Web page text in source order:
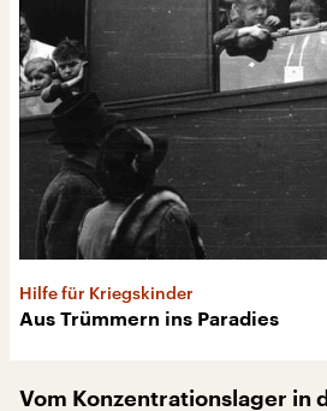
Hilfe für Kriegskinder
Aus Trümmern ins Paradies
Vom Konzentrationslager in